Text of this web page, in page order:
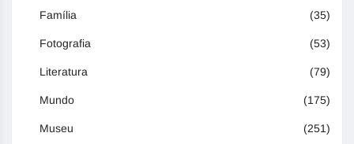
Família (35)
Fotografia (53)
Literatura (79)
Mundo (175)
Museu (251)